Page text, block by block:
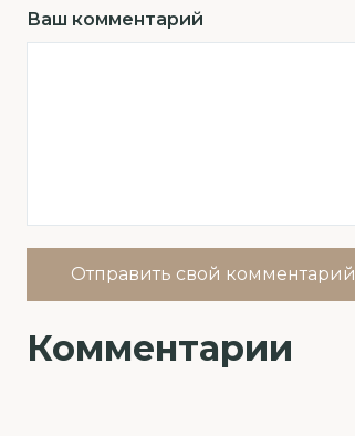
Ваш комментарий
Отправить свой комментарий
Комментарии